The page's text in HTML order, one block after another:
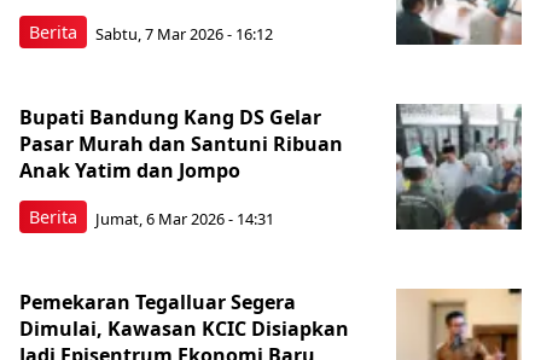
Berita Sabtu, 7 Mar 2026 - 16:12
Berita
Bupati Bandung Kang DS Gelar
Pasar Murah dan Santuni Ribuan
Anak Yatim dan Jompo
Jumat, 6 Mar 2026 - 14:31
Pemekaran Tegalluar Segera
Dimulai, Kawasan KCIC Disiapkan